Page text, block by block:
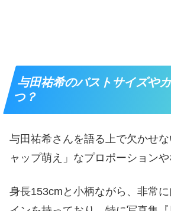
与田祐希のバストサイズや
つ？
与田祐希さんを語る上で欠かせ
ャップ萌え」なプロポーションや
身長153cmと小柄ながら、非常